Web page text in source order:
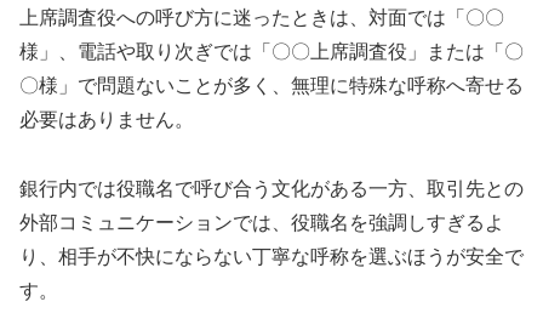
上席調査役への呼び方に迷ったときは、対面では「〇〇
様」、電話や取り次ぎでは「〇〇上席調査役」または「〇
〇様」で問題ないことが多く、無理に特殊な呼称へ寄せる
必要はありません。
銀行内では役職名で呼び合う文化がある一方、取引先との
外部コミュニケーションでは、役職名を強調しすぎるよ
り、相手が不快にならない丁寧な呼称を選ぶほうが安全で
す。